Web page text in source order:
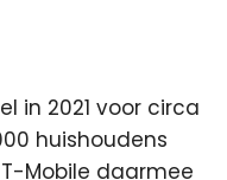
in 2021 voor circa
huishoudens
Mobile daarmee